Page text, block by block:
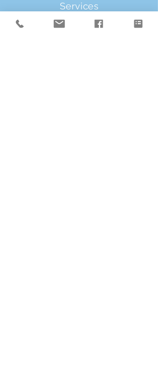
Services
Consultation